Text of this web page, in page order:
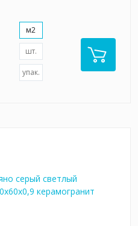
м2
шт.
упак.